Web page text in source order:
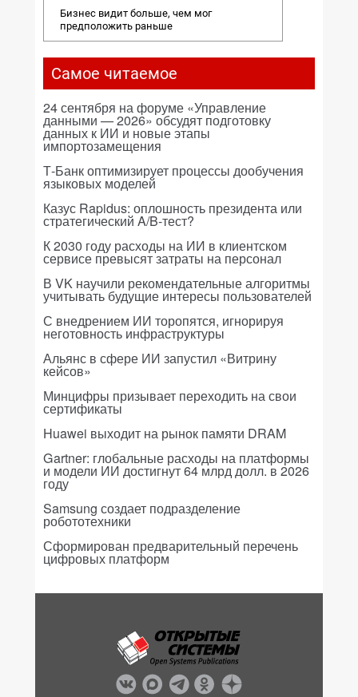
Бизнес видит больше, чем мог
предположить раньше
Самое читаемое
24 сентября на форуме «Управление
данными — 2026» обсудят подготовку
данных к ИИ и новые этапы
импортозамещения
Т-Банк оптимизирует процессы дообучения
языковых моделей
Казус Rapidus: оплошность президента или
стратегический A/B-тест?
К 2030 году расходы на ИИ в клиентском
сервисе превысят затраты на персонал
В VK научили рекомендательные алгоритмы
учитывать будущие интересы пользователей
С внедрением ИИ торопятся, игнорируя
неготовность инфраструктуры
Альянс в сфере ИИ запустил «Витрину
кейсов»
Минцифры призывает переходить на свои
сертификаты
Huawei выходит на рынок памяти DRAM
Gartner: глобальные расходы на платформы
и модели ИИ достигнут 64 млрд долл. в 2026
году
Samsung создает подразделение
робототехники
Сформирован предварительный перечень
цифровых платформ